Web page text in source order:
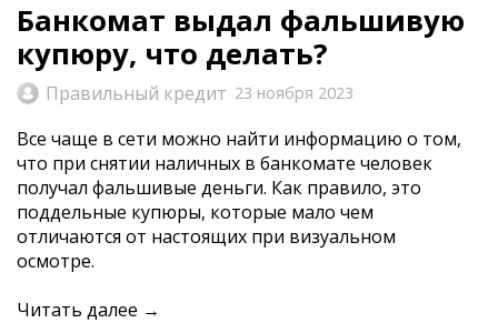
Банкомат выдал фальшивую
купюру, что делать?
Правильный кредит 23 ноября 2023
Все чаще в сети можно найти информацию о том,
что при снятии наличных в банкомате человек
получал фальшивые деньги. Как правило, это
поддельные купюры, которые мало чем
отличаются от настоящих при визуальном
осмотре.
Читать далее →